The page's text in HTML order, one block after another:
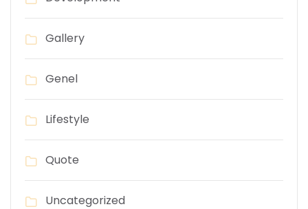
Gallery
Genel
Lifestyle
Quote
Uncategorized